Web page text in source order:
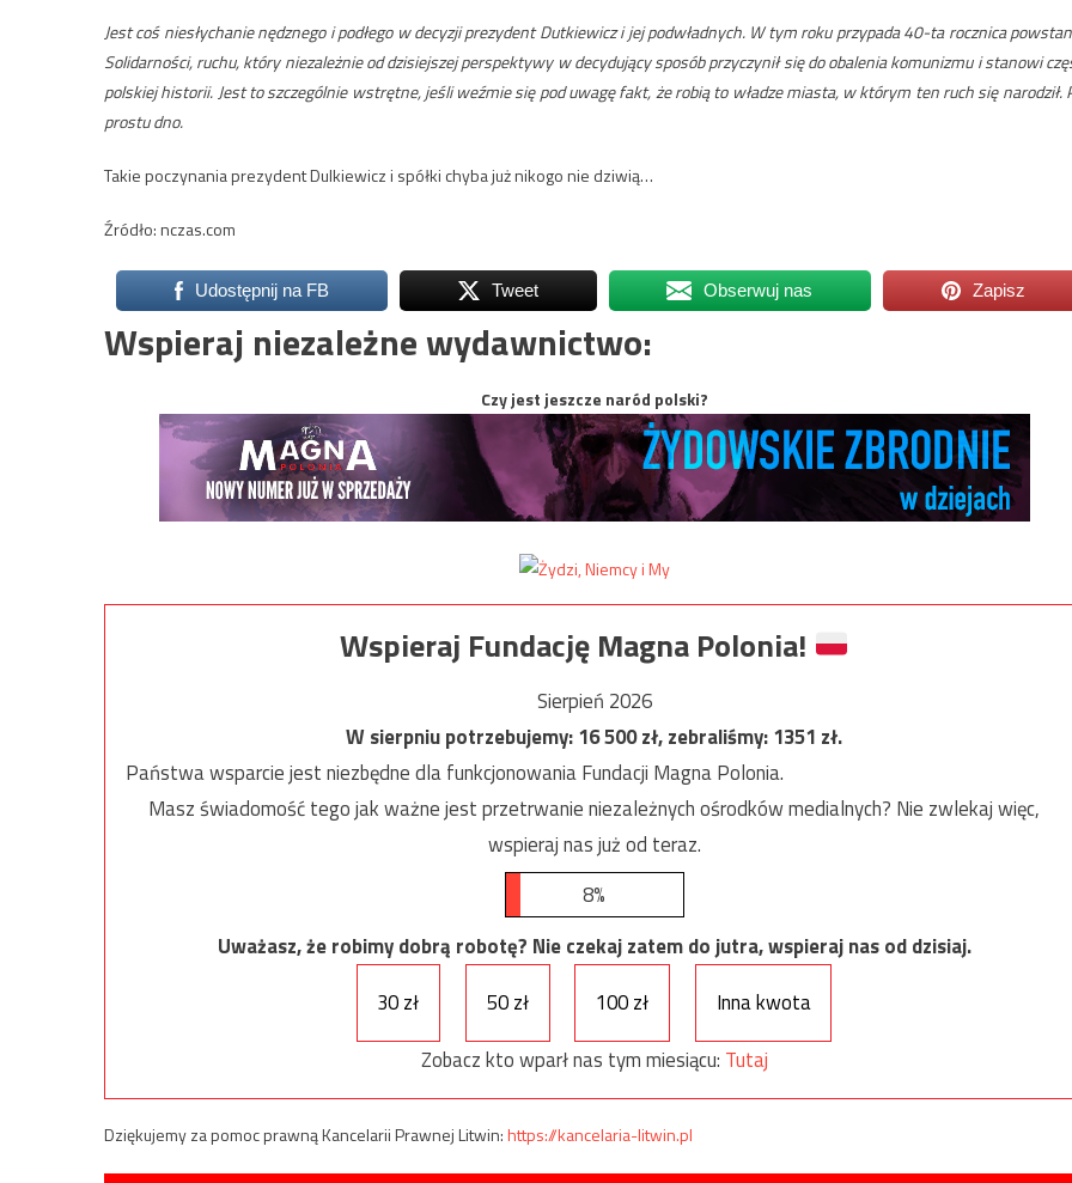
Jest coś niesłychanie nędznego i podłego w decyzji prezydent Dutkiewicz i jej podwładnych. W tym roku przypada 40-ta rocznica
Solidarności, ruchu, który niezależnie od dzisiejszej perspektywy w decydujący sposób przyczynił się do obalenia komunizmu i stanowi
polskiej historii. Jest to szczególnie wstrętne, jeśli weźmie się pod uwagę fakt, że robią to władze miasta, w którym ten ruch się narodził.
prostu dno.
Takie poczynania prezydent Dulkiewicz i spółki chyba już nikogo nie dziwią…
Źródło: nczas.com
Udostępnij na FB Tweet Obserwuj nas Zapisz
Wspieraj niezależne wydawnictwo:
Czy jest jeszcze naród polski?
Wspieraj Fundację Magna Polonia!
Sierpień 2026
W sierpniu potrzebujemy:16 500zł, zebraliśmy:1351 zł.
Państwa wsparcie jest niezbędne dla funkcjonowania Fundacji Magna Polonia.
Masz świadomość tego jak ważne jest przetrwanie niezależnych ośrodków medialnych? Nie zwlekaj więc,
wspieraj nas już od teraz.
8%
Uważasz, że robimy dobrą robotę? Nie czekaj zatem do jutra, wspieraj nas od dzisiaj.
30 zł
50 zł 100 zł
Inna kwota
Zobacz kto wparł nas tym miesiącu: Tutaj
Dziękujemy za pomoc prawną Kancelarii Prawnej Litwin:https://kancelaria-litwin.pl